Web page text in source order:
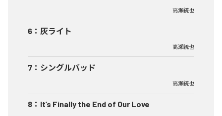
高瀬統也
6 ： 灰ライト
高瀬統也
7 ： シングルバッド
高瀬統也
8 ： It’s Finally the End of Our Love